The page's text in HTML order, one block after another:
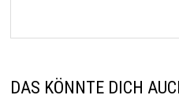
DAS KÖNNTE DICH